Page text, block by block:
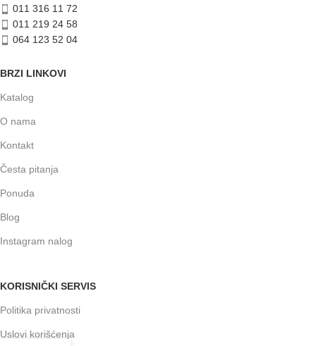
011 316 11 72
011 219 24 58
064 123 52 04
BRZI LINKOVI
Katalog
O nama
Kontakt
Česta pitanja
Ponuda
Blog
Instagram nalog
KORISNIČKI SERVIS
Politika privatnosti
Uslovi korišćenja